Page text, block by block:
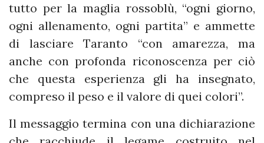
tutto per la maglia rossoblù, “ogni giorno,
ogni allenamento, ogni partita” e ammette
di lasciare Taranto “con amarezza, ma
anche con profonda riconoscenza per ciò
che questa esperienza gli ha insegnato,
compreso il peso e il valore di quei colori”.
Il messaggio termina con una dichiarazione